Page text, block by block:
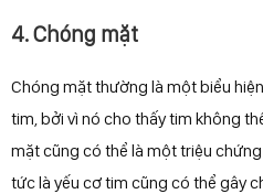
4. Chóng mặt
Chóng mặt thường là một biểu
tim, bởi vì nó cho thấy tim không
mặt cũng có thể là một triệu
tức là yếu cơ tim cũng có thể gây